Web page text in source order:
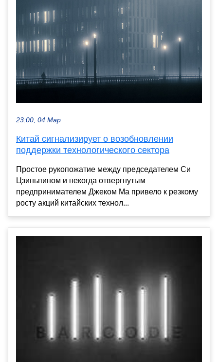
23:00, 04 Мар
Китай сигнализирует о возобновлении
поддержки технологического сектора
Простое рукопожатие между председателем Си
Цзиньпином и некогда отвергнутым
предпринимателем Джеком Ма привело к резкому
росту акций китайских технол...